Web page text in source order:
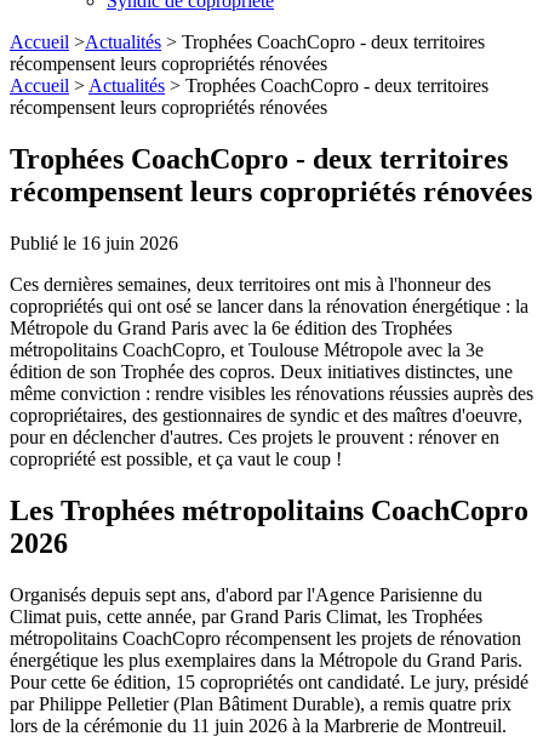
Accueil >Actualités > Trophées CoachCopro - deux territoires
récompensent leurs copropriétés rénovées
Accueil > Actualités > Trophées CoachCopro - deux territoires
récompensent leurs copropriétés rénovées
Trophées CoachCopro - deux territoires
récompensent leurs copropriétés rénovées
Publié le 16 juin 2026
Ces dernières semaines, deux territoires ont mis à l'honneur des
copropriétés qui ont osé se lancer dans la rénovation énergétique : la
Métropole du Grand Paris avec la 6e édition des Trophées
métropolitains CoachCopro, et Toulouse Métropole avec la 3e
édition de son Trophée des copros. Deux initiatives distinctes, une
même conviction : rendre visibles les rénovations réussies auprès des
copropriétaires, des gestionnaires de syndic et des maîtres d'oeuvre,
pour en déclencher d'autres. Ces projets le prouvent : rénover en
copropriété est possible, et ça vaut le coup !
Les Trophées métropolitains CoachCopro
2026
Organisés depuis sept ans, d'abord par l'Agence Parisienne du
Climat puis, cette année, par Grand Paris Climat, les Trophées
métropolitains CoachCopro récompensent les projets de rénovation
énergétique les plus exemplaires dans la Métropole du Grand Paris.
Pour cette 6e édition, 15 copropriétés ont candidaté. Le jury, présidé
par Philippe Pelletier (Plan Bâtiment Durable), a remis quatre prix
lors de la cérémonie du 11 juin 2026 à la Marbrerie de Montreuil.